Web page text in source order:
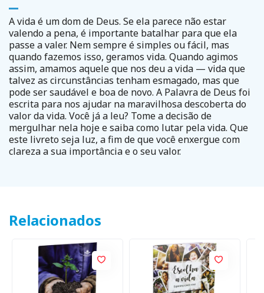
A vida é um dom de Deus. Se ela parece não estar
valendo a pena, é importante batalhar para que ela
passe a valer. Nem sempre é simples ou fácil, mas
quando fazemos isso, geramos vida. Quando agimos
assim, amamos aquele que nos deu a vida — vida que
talvez as circunstâncias tenham esmagado, mas que
pode ser saudável e boa de novo. A Palavra de Deus foi
escrita para nos ajudar na maravilhosa descoberta do
valor da vida. Você já a leu? Tome a decisão de
mergulhar nela hoje e saiba como lutar pela vida. Que
este livreto seja luz, a fim de que você enxergue com
clareza a sua importância e o seu valor.
Relacionados